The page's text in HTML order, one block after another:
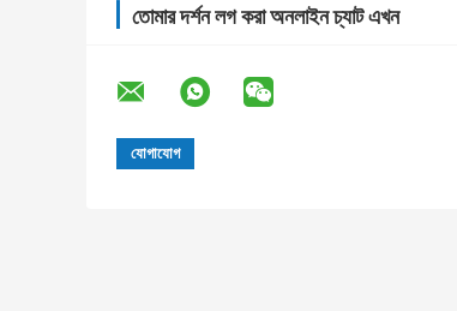
তোমার দর্শন লগ করা অনলাইন চ্যাট এখন